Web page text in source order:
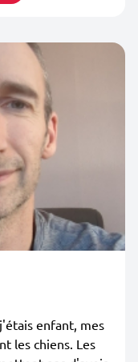
enfant, mes
les chiens. Les